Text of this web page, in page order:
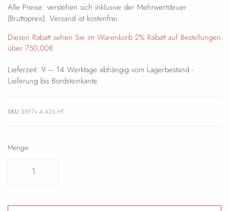
Alle Preise: verstehen sich inklusive der Mehrwertsteuer
(Bruttopreis). Versand ist kostenfrei
Diesen Rabatt sehen Sie im Warenkorb 2% Rabatt auf Bestellungen
über 750,00€
Lieferzeit: 9 – 14 Werktage abhängig vom Lagerbestand -
Lieferung bis Bordsteinkante.
SKU 3897+.4.A26.HT
Menge: